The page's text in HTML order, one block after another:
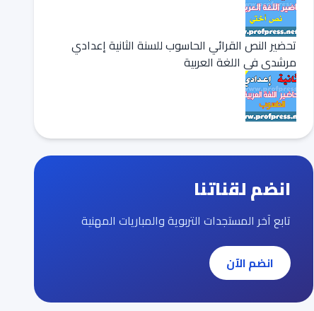
تحضير النص القرائي الحاسوب للسنة الثانية إعدادي
مرشدي في اللغة العربية
انضم لقناتنا
تابع آخر المستجدات التربوية والمباريات المهنية
انضم الآن